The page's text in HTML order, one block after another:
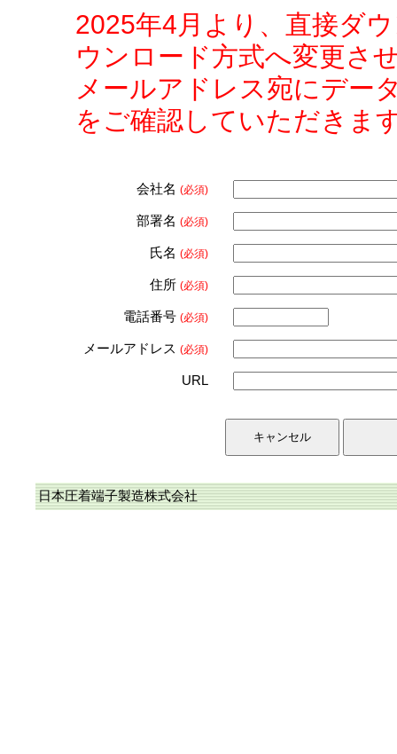
2025年4月より、直接ダ
ウンロード方式へ変更さ
メールアドレス宛にデー
をご確認していただきま
会社名 (必須)
部署名 (必須)
氏名 (必須)
住所 (必須)
電話番号 (必須)
メールアドレス (必須)
URL
日本圧着端子製造株式会社